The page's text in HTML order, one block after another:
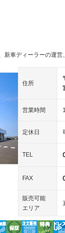
ノンライト) －
ップシート
ルー
コン
新車ディーラーの運営
住所
営業時間
定休日
TEL
FAX
販売可能
エリア